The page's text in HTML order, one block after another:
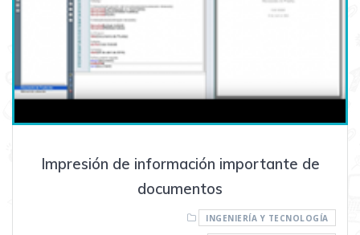
Impresión de información importante de
documentos
INGENIERÍA Y TECNOLOGÍA